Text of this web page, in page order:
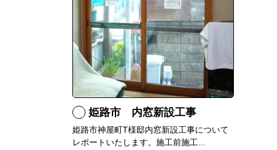
姫路市 内窓新設工事
姫路市神屋町T様邸内窓新設工事について
レポートいたします。施工前施工...